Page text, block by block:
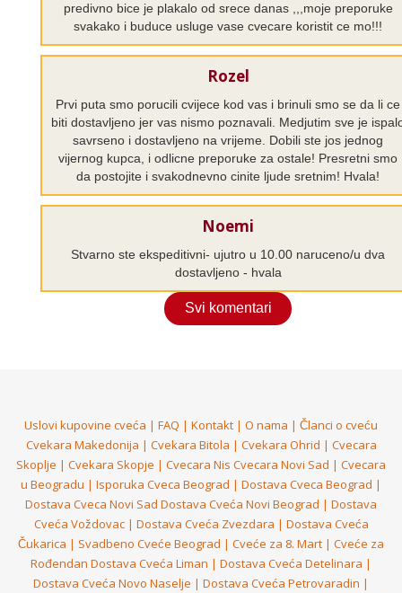
predivno bice je plakalo od srece danas ,,,moje preporuke
svakako i buduce usluge vase cvecare koristit ce mo!!!
Rozel
Prvi puta smo porucili cvijece kod vas i brinuli smo se da li ce
biti dostavljeno jer vas nismo poznavali. Medjutim sve je
savrseno i dostavljeno na vrijeme. Dobili ste jos jednog
vijernog kupca, i odlicne preporuke za ostale! Presretni smo
da postojite i svakodnevno cinite ljude sretnim! Hvala!
Noemi
Stvarno ste ekspeditivni- ujutro u 10.00 naruceno/u dva
dostavljeno - hvala
Svi komentari
Uslovi kupovine cveća | FAQ | Kontakt | O nama | Članci o cveću
Cvekara Makedonija | Cvekara Bitola | Cvekara Ohrid | Cvecara
Skoplje | Cvekara Skopje | Cvecara Nis Cvecara Novi Sad | Cvecara
u Beogradu | Isporuka Cveca Beograd | Dostava Cveca Beograd |
Dostava Cveca Novi Sad Dostava Cveća Novi Beograd | Dostava
Cveća Voždovac | Dostava Cveća Zvezdara | Dostava Cveća
Čukarica | Svadbeno Cveće Beograd | Cveće za 8. Mart | Cveće za
Rođendan Dostava Cveća Liman | Dostava Cveća Detelinara |
Dostava Cveća Novo Naselje | Dostava Cveća Petrovaradin |